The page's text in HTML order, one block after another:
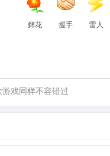
鲜花 握手 雷人
游戏同样不容错过